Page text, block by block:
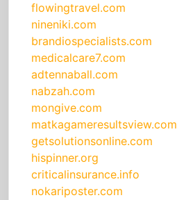
flowingtravel.com
nineniki.com
brandiospecialists.com
medicalcare7.com
adtennaball.com
nabzah.com
mongive.com
matkagameresultsview.com
getsolutionsonline.com
hispinner.org
criticalinsurance.info
nokariposter.com